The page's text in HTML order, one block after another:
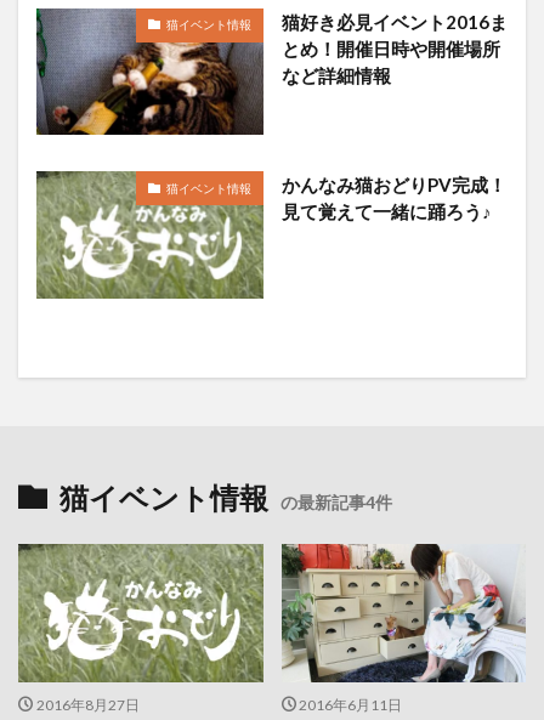
猫イベント情報
猫好き必見イベント2016ま
とめ！開催日時や開催場所
など詳細情報
猫イベント情報
かんなみ猫おどりPV完成！
見て覚えて一緒に踊ろう♪
猫イベント情報 の最新記事4件
2016年8月27日 2016年6月11日